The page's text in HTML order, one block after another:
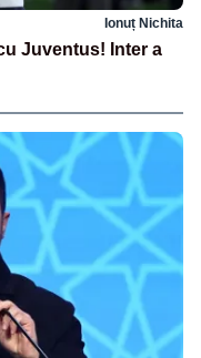
Ionuț Nichita
Juventus! Inter a